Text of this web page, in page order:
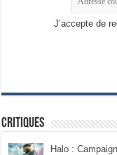
J’accepte de
Critiques
Halo :